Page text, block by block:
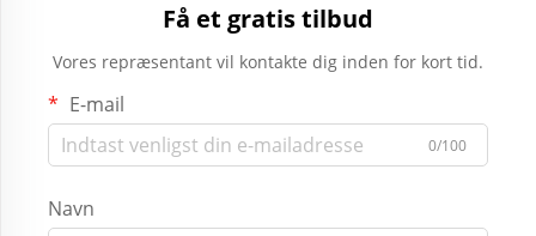
Få et gratis tilbud
Vores repræsentant vil kontakte dig inden for kort tid.
E-mail
0/100
Navn